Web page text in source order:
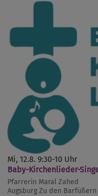
Mi, 12.8. 9:30-10 Uhr
Baby-Kirchenlieder-
Pfarrerin Maral Zahed
Augsburg Zu den Barfüßern